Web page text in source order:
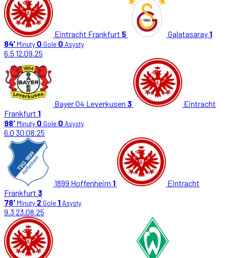
Eintracht Frankfurt 5 Galatasaray 1
84' Minuty 0 Gole 0 Asysty
6.5 12.09.25
Bayer 04 Leverkusen 3
Eintracht
Frankfurt 1
98' Minuty 0 Gole 0 Asysty
6.0 30.08.25
1899 Hoffenheim 1
Eintracht
Frankfurt 3
78' Minuty 2 Gole 1Asysty
9.3 23.08.25